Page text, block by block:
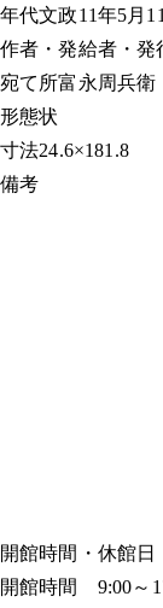
年代文政11年5月
作者・発給者・発
宛て所富永周兵衛
形態状
寸法24.6×181.8
備考
開館時間・休館日
開館時間 9:00～